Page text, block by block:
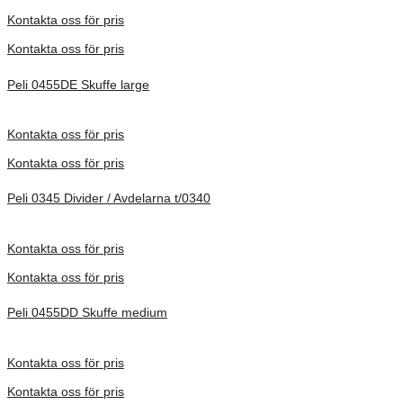
Kontakta oss för pris
Kontakta oss för pris
Peli 0455DE Skuffe large
Kontakta oss för pris
Kontakta oss för pris
Peli 0345 Divider / Avdelarna t/0340
Kontakta oss för pris
Kontakta oss för pris
Peli 0455DD Skuffe medium
Kontakta oss för pris
Kontakta oss för pris